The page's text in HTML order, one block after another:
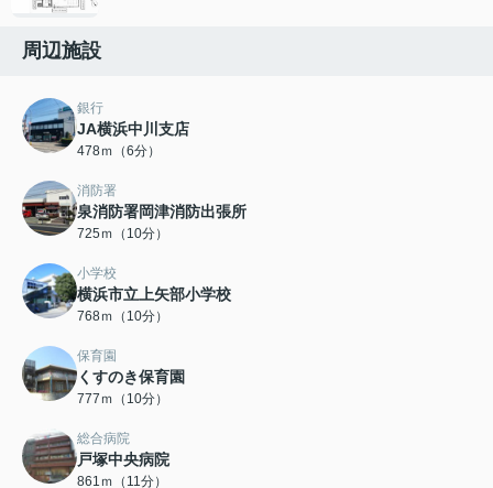
周辺施設
銀行
JA横浜中川支店
478ｍ（6分）
消防署
泉消防署岡津消防出張所
725ｍ（10分）
小学校
横浜市立上矢部小学校
768ｍ（10分）
保育園
くすのき保育園
777ｍ（10分）
総合病院
戸塚中央病院
861ｍ（11分）